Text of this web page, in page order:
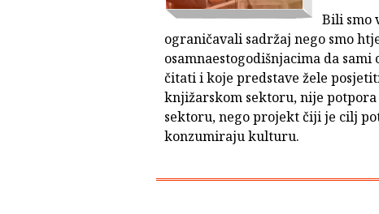
Bili smo
ograničavali sadržaj nego smo
osamnaestogodišnjacima da sami
čitati i koje predstave žele
knjižarskom sektoru, nije
sektoru, nego projekt čiji je cilj
konzumiraju kulturu.